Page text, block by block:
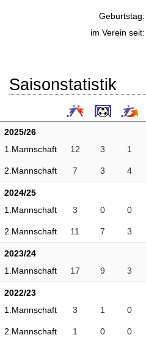
Geburtstag:
im Verein seit:
Saisonstatistik
2025/26
1.Mannschaft
12 3 1
2.Mannschaft 7 3 4
2024/25
1.Mannschaft
3 0 0
2.Mannschaft 11 7 3
2023/24
1.Mannschaft
17 9 3
2022/23
1.Mannschaft
3 1 0
2.Mannschaft 1 0 0